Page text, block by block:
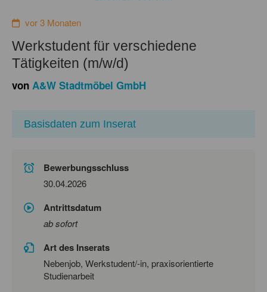
vor 3 Monaten
Werkstudent für verschiedene
Tätigkeiten (m/w/d)
von A&W Stadtmöbel GmbH
Basisdaten zum Inserat
Bewerbungsschluss
30.04.2026
Antrittsdatum
ab sofort
Art des Inserats
Nebenjob, Werkstudent/-in, praxisorientierte
Studienarbeit